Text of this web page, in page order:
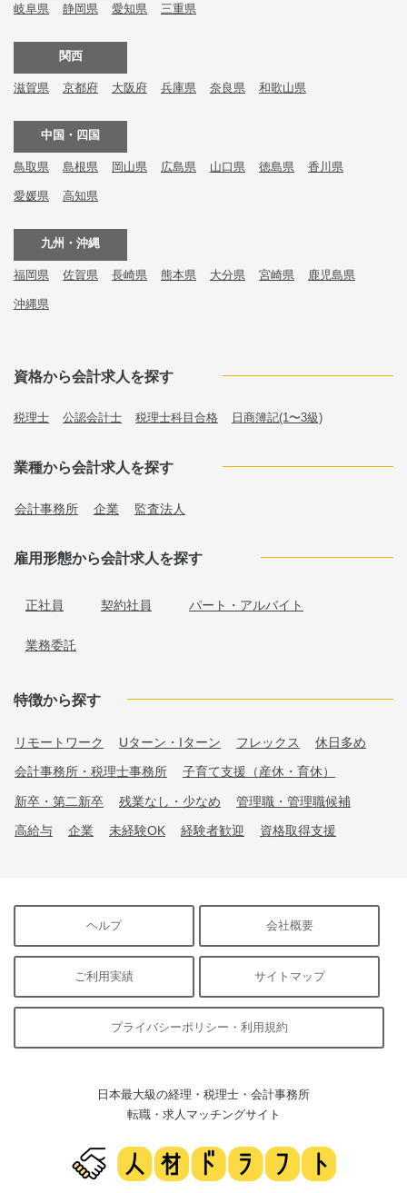
岐阜県 静岡県 愛知県 三重県
関西
滋賀県 京都府 大阪府 兵庫県 奈良県 和歌山県
中国・四国
鳥取県 島根県 岡山県 広島県 山口県 徳島県 香川県
愛媛県 高知県
九州・沖縄
福岡県 佐賀県 長崎県 熊本県 大分県 宮崎県 鹿児島県
沖縄県
資格から会計求人を探す
税理士 公認会計士 税理士科目合格 日商簿記(1〜3級)
業種から会計求人を探す
会計事務所 企業 監査法人
雇用形態から会計求人を探す
正社員 契約社員 パート・アルバイト
業務委託
特徴から探す
リモートワーク Uターン・Iターン フレックス 休日多め
会計事務所・税理士事務所 子育て支援（産休・育休）
新卒・第二新卒 残業なし・少なめ 管理職・管理職候補
高給与 企業 未経験OK 経験者歓迎 資格取得支援
ヘルプ 会社概要
ご利用実績 サイトマップ
プライバシーポリシー・利用規約
日本最大級の経理・税理士・会計事務所
転職・求人マッチングサイト